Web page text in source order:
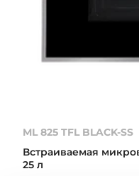
ML 825 TFL BLACK-SS
Встраиваемая
25 л